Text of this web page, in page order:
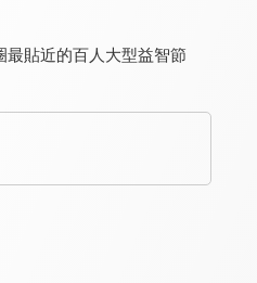
貼近的百人大型益智節